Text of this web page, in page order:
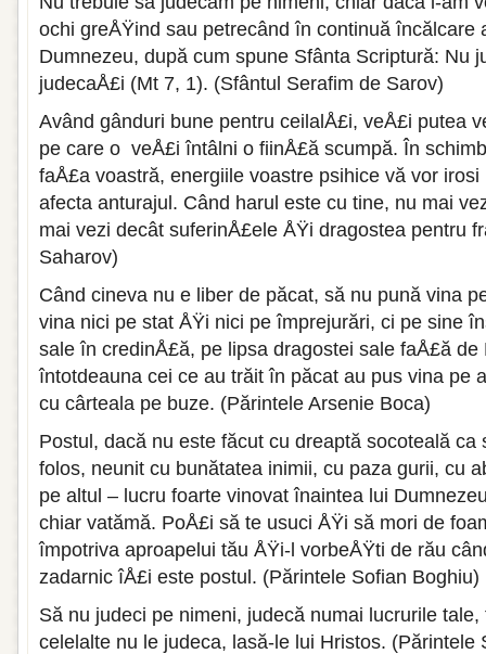
ochi greÅŸind sau petrecând în continuă încăl­care
Dumnezeu, după cum spune Sfânta Scriptură: Nu
judecaÅ£i (Mt 7, 1). (Sfântul Serafim de Sarov)
Având gânduri bune pentru ceilalÅ£i, veÅ£i putea
pe care o veÅ£i întâlni o fiinÅ£ă scumpă. În
faÅ£a voastră, energiile voastre psihice vă vor
afecta anturajul. Când harul este cu tine, nu mai
mai vezi decât suferinÅ£ele ÅŸi dragostea pentru
Saharov)
Când cineva nu e liber de păcat, să nu pună vina
vina nici pe stat ÅŸi nici pe împrejurări, ci pe sine
sale în credinÅ£ă, pe lipsa dragostei sale faÅ£ă de
întotdeauna cei ce au trăit în păcat au pus vina pe
cu cârteala pe buze. (Părintele Arsenie Boca)
Postul, dacă nu este făcut cu dreaptă socoteală ca
folos, neu­nit cu bunătatea inimii, cu paza gurii, cu
pe altul – lucru foarte vinovat înaintea lui
chiar vatămă. PoÅ£i să te usuci ÅŸi să mori de
împotriva aproapelui tău ÅŸi-l vorbeÅŸti de rău
zadarnic îÅ£i este postul. (Părintele Sofian Boghiu)
Să nu judeci pe nimeni, judecă numai lucrurile tale,
celelalte nu le judeca, lasă-le lui Hristos. (Părintele